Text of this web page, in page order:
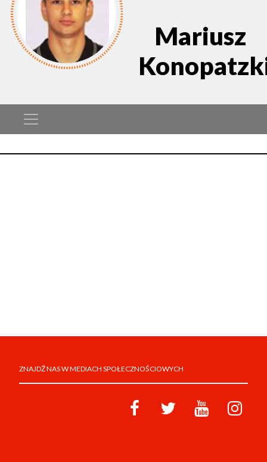
Mariusz
ZNAJDŹ NAS W MEDIACH SPOŁECZNOŚCIOWYCH